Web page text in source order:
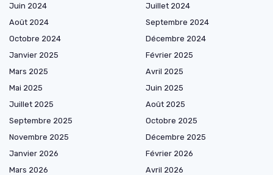
Juin 2024
Juillet 2024
Août 2024
Septembre 2024
Octobre 2024
Décembre 2024
Janvier 2025
Février 2025
Mars 2025
Avril 2025
Mai 2025
Juin 2025
Juillet 2025
Août 2025
Septembre 2025
Octobre 2025
Novembre 2025
Décembre 2025
Janvier 2026
Février 2026
Mars 2026
Avril 2026